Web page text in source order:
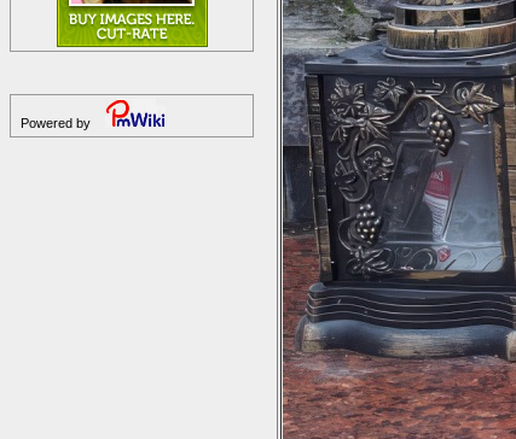
Powered by